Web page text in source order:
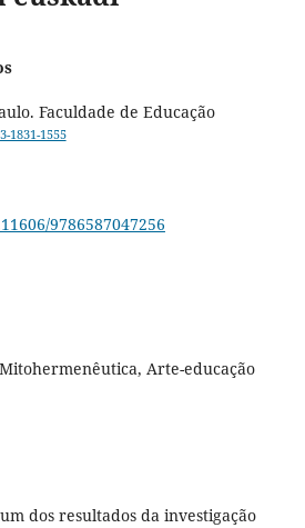
Faculdade de Educação
1831-1555
9786587047256
Arte-educação
dos resultados da investigação